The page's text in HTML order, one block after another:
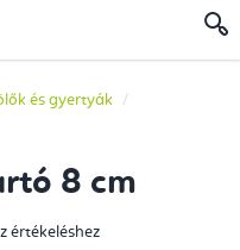
és gyertyák
8 cm
értékeléshez